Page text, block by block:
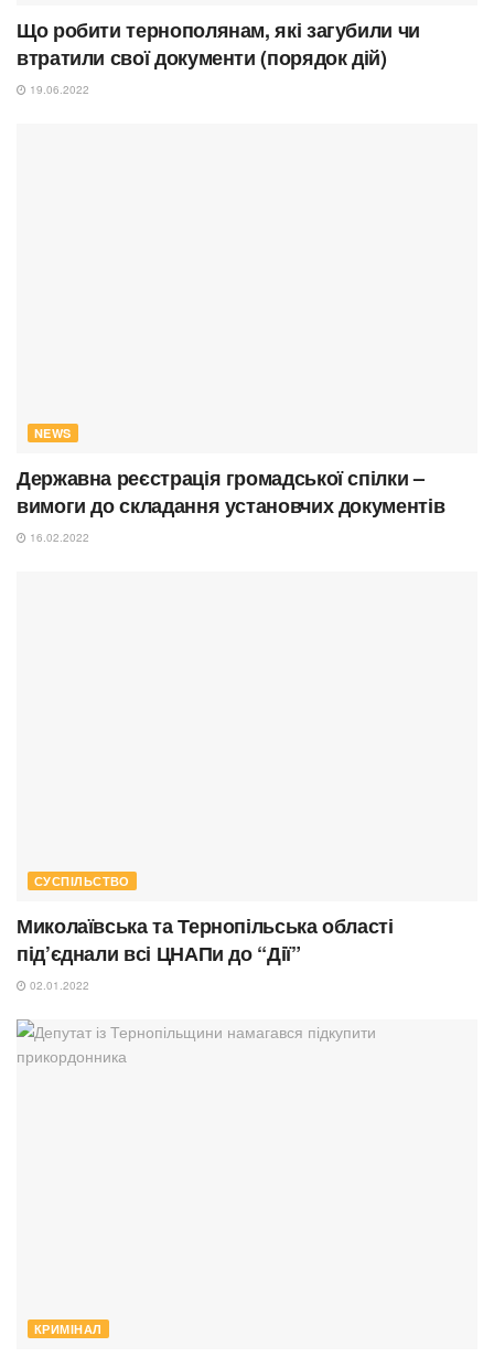
Що робити тернополянам, які загубили чи
втратили свої документи (порядок дій)
19.06.2022
NEWS
Державна реєстрація громадської спілки –
вимоги до складання установчих документів
16.02.2022
СУСПІЛЬСТВО
Миколаївська та Тернопільська області
під’єднали всі ЦНАПи до “Дії”
02.01.2022
КРИМІНАЛ